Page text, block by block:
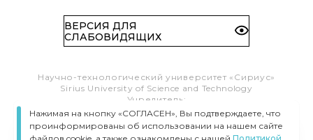
ВЕРСИЯ ДЛЯ
СЛАБОВИДЯЩИХ
Научно-технологический университет «Сириус»
Sirius University of Science and Technology
Учредитель:
Образовательный Фонд «Талант и успех»
Федеральная территория «Сириус»,
Нажимая на кнопку «СОГЛАСЕН», Вы подтверждаете, что
проинформированы об использовании на нашем сайте